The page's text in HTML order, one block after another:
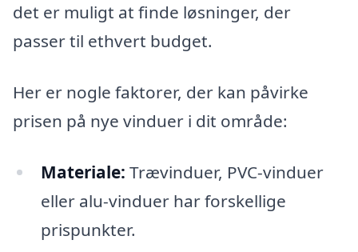
det er muligt at finde løsninger, der
passer til ethvert budget.
Her er nogle faktorer, der kan påvirke
prisen på nye vinduer i dit område:
Materiale: Trævinduer, PVC-vinduer
eller alu-vinduer har forskellige
prispunkter.